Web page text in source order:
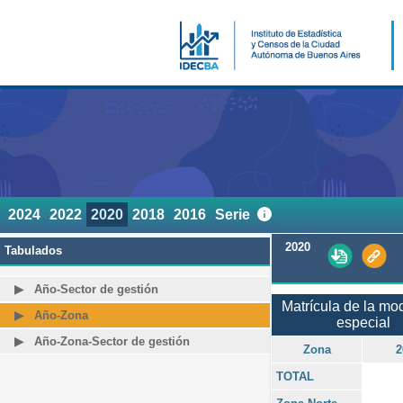
2024 2022 2020 2018 2016 Serie
Tabulados
Año-Sector de gestión
Año-Zona
Año-Zona-Sector de gestión
2020
Matrícula de la
especial
Zona
TOTAL